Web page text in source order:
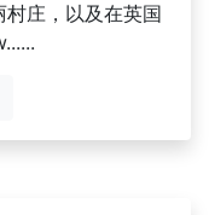
庄，以及在英国